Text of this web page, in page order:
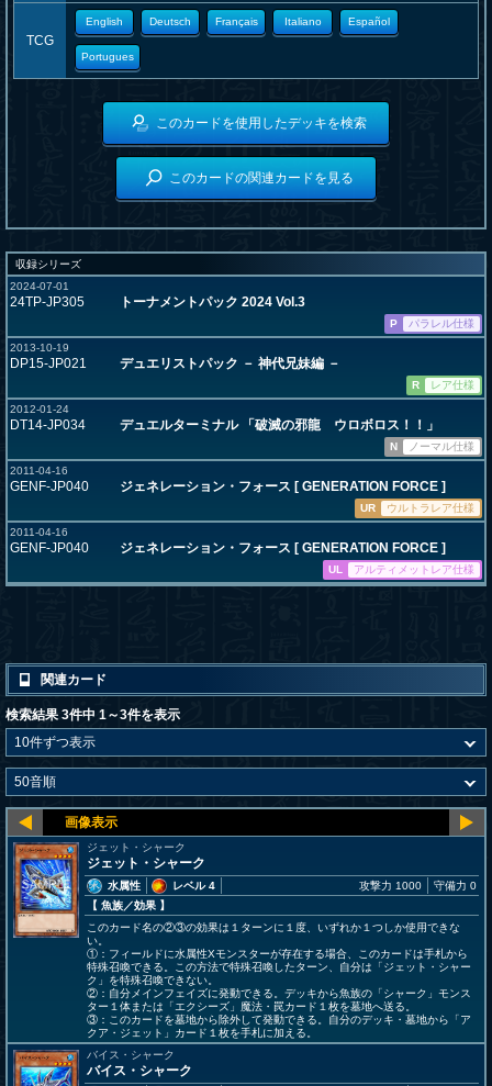
TCG
English Deutsch Français Italiano Español
Portugues
このカードを使用したデッキを検索
このカードの関連カードを見る
収録シリーズ
2024-07-01
24TP-JP305 トーナメントパック 2024 Vol.3
P
パラレル仕様
2013-10-19
DP15-JP021 デュエリストパック － 神代兄妹編 －
R
レア仕様
2012-01-24
DT14-JP034 デュエルターミナル 「破滅の邪龍 ウロボロス！！」
N
ノーマル仕様
2011-04-16
GENF-JP040 ジェネレーション・フォース [ GENERATION FORCE ]
UR
ウルトラレア仕様
2011-04-16
GENF-JP040 ジェネレーション・フォース [ GENERATION FORCE ]
UL アルティメットレア仕様
関連カード
検索結果 3件中 1～3件を表示
ジェット・シャーク
ジェット・シャーク
水属性
レベル 4
【 魚族／効果 】
攻撃力 1000 守備力 0
このカード名の②③の効果は１ターンに１度、いずれか１つしか使用できな
い。
①：フィールドに水属性Xモンスターが存在する場合、このカードは手札から
特殊召喚できる。この方法で特殊召喚したターン、自分は「ジェット・シャー
ク」を特殊召喚できない。
②：自分メインフェイズに発動できる。デッキから魚族の「シャーク」モンス
ター１体または「エクシーズ」魔法・罠カード１枚を墓地へ送る。
③：このカードを墓地から除外して発動できる。自分のデッキ・墓地から「ア
クア・ジェット」カード１枚を手札に加える。
バイス・シャーク
バイス・シャーク